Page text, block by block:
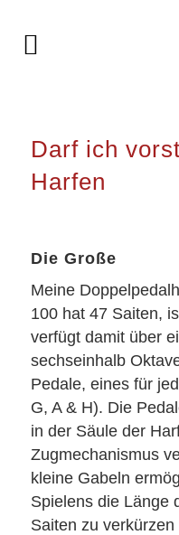
Darf ich
Harfen
Die Große
Meine
100 hat 47 Saiten,
verfügt damit über
sechseinhalb
Pedale, eines für
G, A & H). Die
in der Säule der
Zugmechanismus
kleine Gabeln
Spielens die Länge
Saiten zu